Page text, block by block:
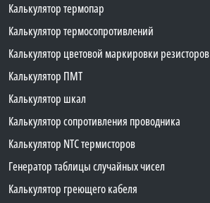
Калькулятор термопар
Калькулятор термосопротивлений
Калькулятор цветовой маркировки резисторов
Калькулятор ПМТ
Калькулятор шкал
Калькулятор сопротивления проводника
Калькулятор NTC термисторов
Генератор таблицы случайных чисел
Калькулятор греющего кабеля